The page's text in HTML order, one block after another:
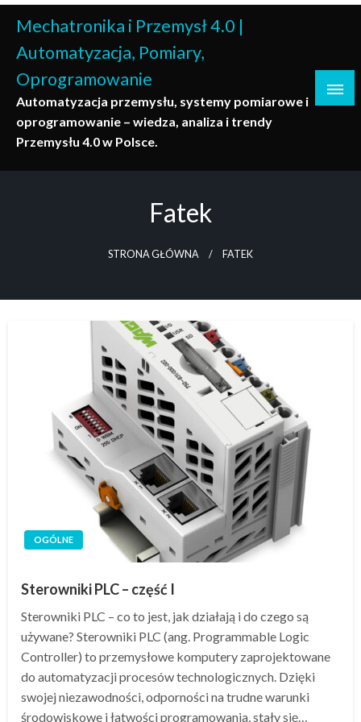
Skip
content
Mechatronika i Przemysł 4.0 |
Automatyzacja, Pomiary,
Oprogramowanie
Automatyzacja przemysłu, systemy pomiarowe i
oprogramowanie – wiedza, analiza i trendy
Przemysłu 4.0 w Polsce.
Fatek
STRONA GŁÓWNA FATEK
OGÓLNE
Sterowniki PLC – część I
Sterowniki PLC – co to jest, jak działają i do czego są
używane? Sterowniki PLC (ang. Programmable Logic
Controller) to przemysłowe komputery zaprojektowane
do automatyzacji procesów technologicznych. Dzięki
swojej niezawodności, odporności na trudne warunki
środowiskowe i łatwości programowania, stały się…